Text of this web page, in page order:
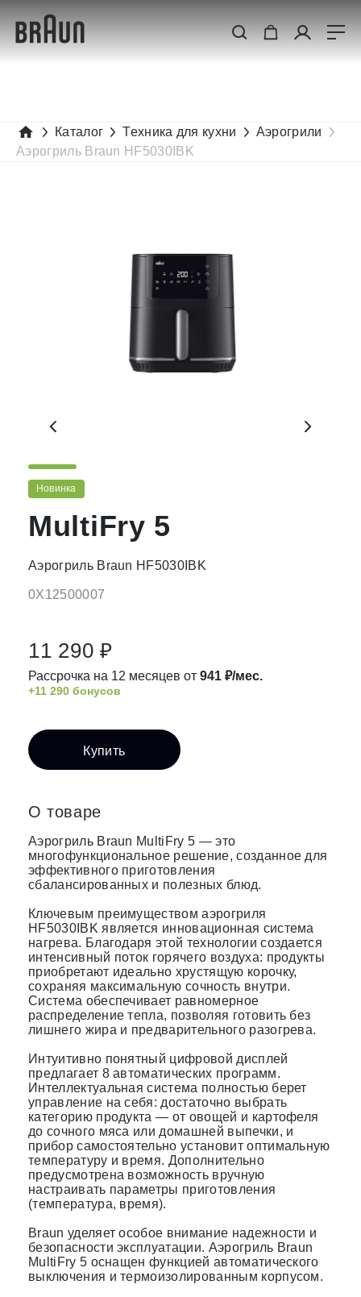
Каталог Техника для кухни
Аэрогрили
Аэрогриль Braun HF5030IBK
Новинка
MultiFry 5
Аэрогриль Braun HF5030IBK
0X12500007
11 290 ₽
Рассрочка на 12 месяцев от 941 ₽/мес.
+11 290 бонусов
Купить
О товаре
Аэрогриль Braun MultiFry 5 — это
многофункциональное решение, созданное для
эффективного приготовления
сбалансированных и полезных блюд.
Ключевым преимуществом аэрогриля
HF5030IBK является инновационная система
нагрева. Благодаря этой технологии создается
интенсивный поток горячего воздуха: продукты
приобретают идеально хрустящую корочку,
сохраняя максимальную сочность внутри.
Система обеспечивает равномерное
распределение тепла, позволяя готовить без
лишнего жира и предварительного разогрева.
Интуитивно понятный цифровой дисплей
предлагает 8 автоматических программ.
Интеллектуальная система полностью берет
управление на себя: достаточно выбрать
категорию продукта — от овощей и картофеля
до сочного мяса или домашней выпечки, и
прибор самостоятельно установит оптимальную
температуру и время. Дополнительно
предусмотрена возможность вручную
настраивать параметры приготовления
(температура, время).
Braun уделяет особое внимание надежности и
безопасности эксплуатации. Аэрогриль Braun
MultiFry 5 оснащен функцией автоматического
выключения и термоизолированным корпусом.